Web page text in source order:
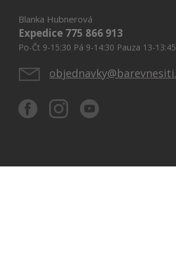
Blanka Hubnerová
Expedice 775 866 913
Po-Čt 9-15:30 Pá 9-14:30 Pauza 13-13:45